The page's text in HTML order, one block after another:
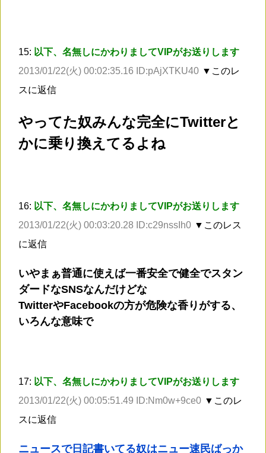
15: 以下、名無しにかわりましてVIPがお送りします
2013/01/22(火) 00:02:35.16 ID:pAjXTKU40 ▼このレ
スに返信
やってた奴みんな完全にTwitterと
かに乗り換えてるよね
16: 以下、名無しにかわりましてVIPがお送りします
2013/01/22(火) 00:03:20.28 ID:c29nssIh0 ▼このレス
に返信
いやまぁ普通に使えば一番安全で健全でスタン
ダードなSNSなんだけどな
TwitterやFacebookの方が危険な香りがする、
いろんな意味で
17: 以下、名無しにかわりましてVIPがお送りします
2013/01/22(火) 00:05:51.49 ID:Nm0w+9ce0 ▼このレ
スに返信
ニュースで日記書いてる奴はニュー速民ばっか